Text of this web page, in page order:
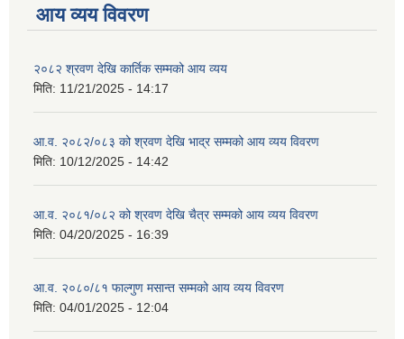
आय व्यय विवरण
२०८२ श्रवण देखि कार्तिक सम्मको आय व्यय
मिति: 11/21/2025 - 14:17
आ.व. २०८२/०८३ को श्रवण देखि भाद्र सम्मको आय व्यय विवरण
मिति: 10/12/2025 - 14:42
आ.व. २०८१/०८२ को श्रवण देखि चैत्र सम्मको आय व्यय विवरण
मिति: 04/20/2025 - 16:39
आ.व. २०८०/८१ फाल्गुण मसान्त सम्मको आय व्यय विवरण
मिति: 04/01/2025 - 12:04